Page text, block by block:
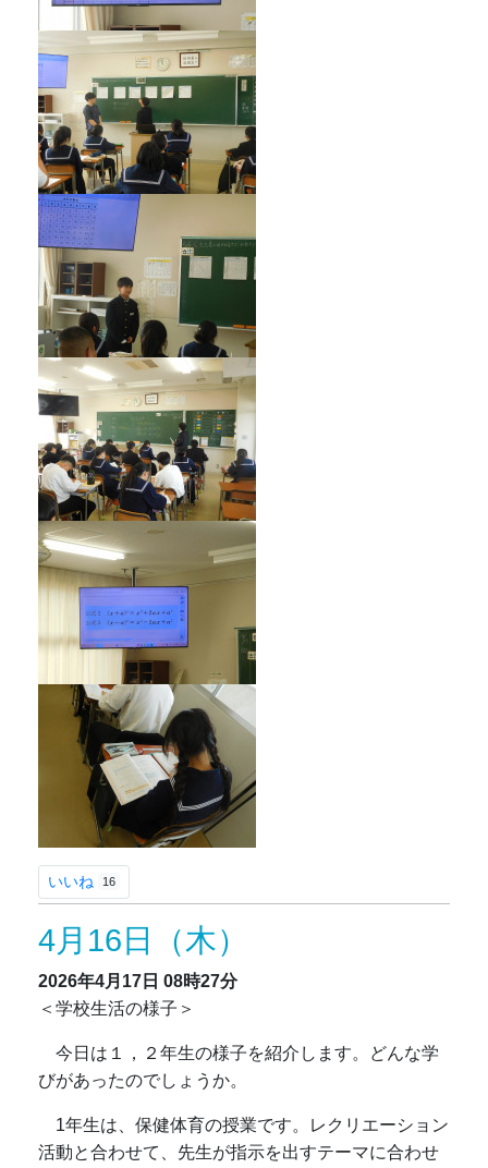
いいね 16
4月16日（木）
2026年4月17日 08時27分
＜学校生活の様子＞
今日は１，２年生の様子を紹介します。どんな学
びがあったのでしょうか。
1年生は、保健体育の授業です。レクリエーション
活動と合わせて、先生が指示を出すテーマに合わせ